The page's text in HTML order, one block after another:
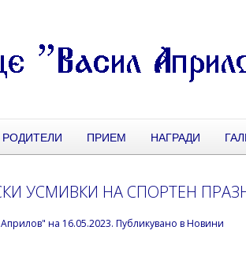
РОДИТЕЛИ ПРИЕМ НАГРАДИ
УСМИВКИ НА СПОРТЕН
на 16.05.2023. Публикувано вНовини